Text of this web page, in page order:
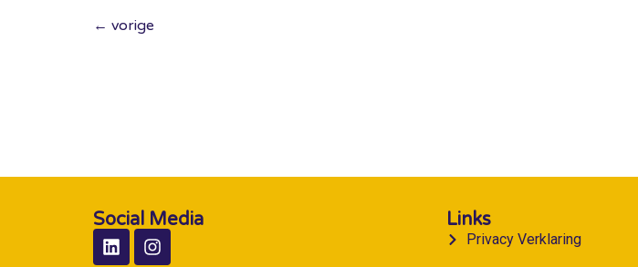
← vorige
Social Media Links
Privacy Verklaring